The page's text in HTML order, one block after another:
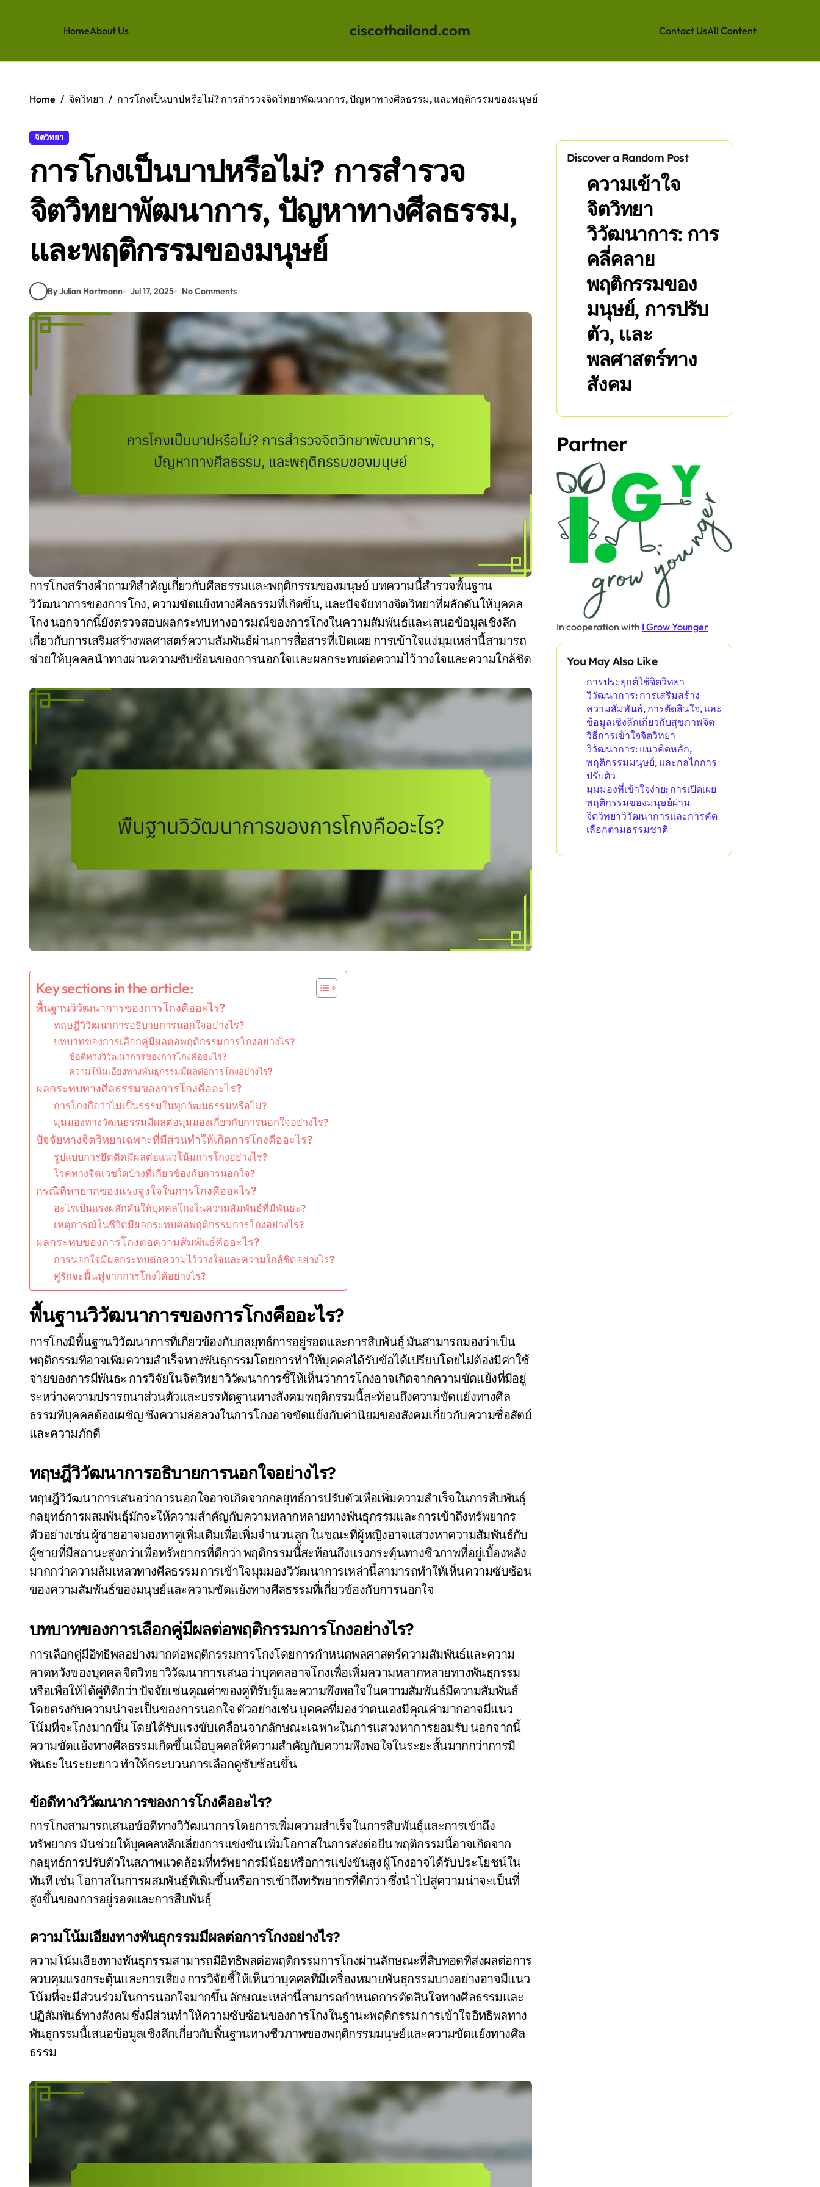
HomeAbout Us ciscothailand.com Contact UsAll Content
contentHome จิตวิทยา การโกงเป็นบาปหรือไม่? การสำรวจจิตวิทยาพัฒนาการ, ปัญหาทางศีลธรรม, และพฤติกรรมของมนุษย์
จิตวิทยา
การโกงเป็นบาปหรือไม่? การสำรวจ
จิตวิทยาพัฒนาการ, ปัญหาทางศีลธรรม,
และพฤติกรรมของมนุษย์
By Julian Hartmann Jul 17, 2025 No Comments
การโกงสร้างคำถามที่สำคัญเกี่ยวกับศีลธรรมและพฤติกรรมของมนุษย์ บทความนี้สำรวจพื้นฐาน
วิวัฒนาการของการโกง, ความขัดแย้งทางศีลธรรมที่เกิดขึ้น, และปัจจัยทางจิตวิทยาที่ผลักดันให้บุคคล
โกง นอกจากนี้ยังตรวจสอบผลกระทบทางอารมณ์ของการโกงในความสัมพันธ์และเสนอข้อมูลเชิงลึก
เกี่ยวกับการเสริมสร้างพลศาสตร์ความสัมพันธ์ผ่านการสื่อสารที่เปิดเผย การเข้าใจแง่มุมเหล่านี้สามารถ
ช่วยให้บุคคลนำทางผ่านความซับซ้อนของการนอกใจและผลกระทบต่อความไว้วางใจและความใกล้ชิด
Key sections in the article:
พื้นฐานวิวัฒนาการของการโกงคืออะไร?
ทฤษฎีวิวัฒนาการอธิบายการนอกใจอย่างไร?
บทบาทของการเลือกคู่มีผลต่อพฤติกรรมการโกงอย่างไร?
ข้อดีทางวิวัฒนาการของการโกงคืออะไร?
ความโน้มเอียงทางพันธุกรรมมีผลต่อการโกงอย่างไร?
ผลกระทบทางศีลธรรมของการโกงคืออะไร?
การโกงถือว่าไม่เป็นธรรมในทุกวัฒนธรรมหรือไม่?
มุมมองทางวัฒนธรรมมีผลต่อมุมมองเกี่ยวกับการนอกใจอย่างไร?
ปัจจัยทางจิตวิทยาเฉพาะที่มีส่วนทำให้เกิดการโกงคืออะไร?
รูปแบบการยึดติดมีผลต่อแนวโน้มการโกงอย่างไร?
โรคทางจิตเวชใดบ้างที่เกี่ยวข้องกับการนอกใจ?
กรณีที่หายากของแรงจูงใจในการโกงคืออะไร?
อะไรเป็นแรงผลักดันให้บุคคลโกงในความสัมพันธ์ที่มีพันธะ?
เหตุการณ์ในชีวิตมีผลกระทบต่อพฤติกรรมการโกงอย่างไร?
ผลกระทบของการโกงต่อความสัมพันธ์คืออะไร?
การนอกใจมีผลกระทบต่อความไว้วางใจและความใกล้ชิดอย่างไร?
คู่รักจะฟื้นฟูจากการโกงได้อย่างไร?
พื้นฐานวิวัฒนาการของการโกงคืออะไร?
การโกงมีพื้นฐานวิวัฒนาการที่เกี่ยวข้องกับกลยุทธ์การอยู่รอดและการสืบพันธุ์ มันสามารถมองว่าเป็น
พฤติกรรมที่อาจเพิ่มความสำเร็จทางพันธุกรรมโดยการทำให้บุคคลได้รับข้อได้เปรียบโดยไม่ต้องมีค่าใช้
จ่ายของการมีพันธะ การวิจัยในจิตวิทยาวิวัฒนาการชี้ให้เห็นว่าการโกงอาจเกิดจากความขัดแย้งที่มีอยู่
ระหว่างความปรารถนาส่วนตัวและบรรทัดฐานทางสังคม พฤติกรรมนี้สะท้อนถึงความขัดแย้งทางศีล
ธรรมที่บุคคลต้องเผชิญ ซึ่งความล่อลวงในการโกงอาจขัดแย้งกับค่านิยมของสังคมเกี่ยวกับความซื่อสัตย์
และความภักดี
ทฤษฎีวิวัฒนาการอธิบายการนอกใจอย่างไร?
ทฤษฎีวิวัฒนาการเสนอว่าการนอกใจอาจเกิดจากกลยุทธ์การปรับตัวเพื่อเพิ่มความสำเร็จในการสืบพันธุ์
กลยุทธ์การผสมพันธุ์มักจะให้ความสำคัญกับความหลากหลายทางพันธุกรรมและการเข้าถึงทรัพยากร
ตัวอย่างเช่น ผู้ชายอาจมองหาคู่เพิ่มเติมเพื่อเพิ่มจำนวนลูก ในขณะที่ผู้หญิงอาจแสวงหาความสัมพันธ์กับ
ผู้ชายที่มีสถานะสูงกว่าเพื่อทรัพยากรที่ดีกว่า พฤติกรรมนี้สะท้อนถึงแรงกระตุ้นทางชีวภาพที่อยู่เบื้องหลัง
มากกว่าความล้มเหลวทางศีลธรรม การเข้าใจมุมมองวิวัฒนาการเหล่านี้สามารถทำให้เห็นความซับซ้อน
ของความสัมพันธ์ของมนุษย์และความขัดแย้งทางศีลธรรมที่เกี่ยวข้องกับการนอกใจ
บทบาทของการเลือกคู่มีผลต่อพฤติกรรมการโกงอย่างไร?
การเลือกคู่มีอิทธิพลอย่างมากต่อพฤติกรรมการโกงโดยการกำหนดพลศาสตร์ความสัมพันธ์และความ
คาดหวังของบุคคล จิตวิทยาวิวัฒนาการเสนอว่าบุคคลอาจโกงเพื่อเพิ่มความหลากหลายทางพันธุกรรม
หรือเพื่อให้ได้คู่ที่ดีกว่า ปัจจัยเช่นคุณค่าของคู่ที่รับรู้และความพึงพอใจในความสัมพันธ์มีความสัมพันธ์
โดยตรงกับความน่าจะเป็นของการนอกใจ ตัวอย่างเช่น บุคคลที่มองว่าตนเองมีคุณค่ามากอาจมีแนว
โน้มที่จะโกงมากขึ้น โดยได้รับแรงขับเคลื่อนจากลักษณะเฉพาะในการแสวงหาการยอมรับ นอกจากนี้
ความขัดแย้งทางศีลธรรมเกิดขึ้นเมื่อบุคคลให้ความสำคัญกับความพึงพอใจในระยะสั้นมากกว่าการมี
พันธะในระยะยาว ทำให้กระบวนการเลือกคู่ซับซ้อนขึ้น
ข้อดีทางวิวัฒนาการของการโกงคืออะไร?
การโกงสามารถเสนอข้อดีทางวิวัฒนาการโดยการเพิ่มความสำเร็จในการสืบพันธุ์และการเข้าถึง
ทรัพยากร มันช่วยให้บุคคลหลีกเลี่ยงการแข่งขัน เพิ่มโอกาสในการส่งต่อยีน พฤติกรรมนี้อาจเกิดจาก
กลยุทธ์การปรับตัวในสภาพแวดล้อมที่ทรัพยากรมีน้อยหรือการแข่งขันสูง ผู้โกงอาจได้รับประโยชน์ใน
ทันที เช่น โอกาสในการผสมพันธุ์ที่เพิ่มขึ้นหรือการเข้าถึงทรัพยากรที่ดีกว่า ซึ่งนำไปสู่ความน่าจะเป็นที่
สูงขึ้นของการอยู่รอดและการสืบพันธุ์
ความโน้มเอียงทางพันธุกรรมมีผลต่อการโกงอย่างไร?
ความโน้มเอียงทางพันธุกรรมสามารถมีอิทธิพลต่อพฤติกรรมการโกงผ่านลักษณะที่สืบทอดที่ส่งผลต่อการ
ควบคุมแรงกระตุ้นและการเสี่ยง การวิจัยชี้ให้เห็นว่าบุคคลที่มีเครื่องหมายพันธุกรรมบางอย่างอาจมีแนว
โน้มที่จะมีส่วนร่วมในการนอกใจมากขึ้น ลักษณะเหล่านี้สามารถกำหนดการตัดสินใจทางศีลธรรมและ
ปฏิสัมพันธ์ทางสังคม ซึ่งมีส่วนทำให้ความซับซ้อนของการโกงในฐานะพฤติกรรม การเข้าใจอิทธิพลทาง
พันธุกรรมนี้เสนอข้อมูลเชิงลึกเกี่ยวกับพื้นฐานทางชีวภาพของพฤติกรรมมนุษย์และความขัดแย้งทางศีล
ธรรม
Discover a Random Post
ความเข้าใจ
จิตวิทยา
วิวัฒนาการ: การ
คลี่คลาย
พฤติกรรมของ
มนุษย์, การปรับ
ตัว, และ
พลศาสตร์ทาง
สังคม
Partner
In cooperation with I Grow Younger
You May Also Like
การประยุกต์ใช้จิตวิทยา
วิวัฒนาการ: การเสริมสร้าง
ความสัมพันธ์, การตัดสินใจ, และ
ข้อมูลเชิงลึกเกี่ยวกับสุขภาพจิต
วิธีการเข้าใจจิตวิทยา
วิวัฒนาการ: แนวคิดหลัก,
พฤติกรรมมนุษย์, และกลไกการ
ปรับตัว
มุมมองที่เข้าใจง่าย: การเปิดเผย
พฤติกรรมของมนุษย์ผ่าน
จิตวิทยาวิวัฒนาการและการคัด
เลือกตามธรรมชาติ